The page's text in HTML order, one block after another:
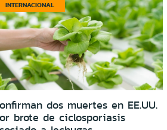
INTERNACIONAL
dos muertes en EE.UU.
brote de ciclosporiasis